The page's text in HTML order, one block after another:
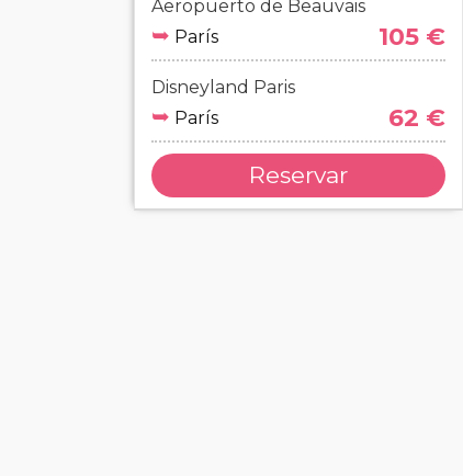
Aeropuerto de Beauvais
➥ París 105 €
Disneyland Paris
➥ París 62 €
Reservar